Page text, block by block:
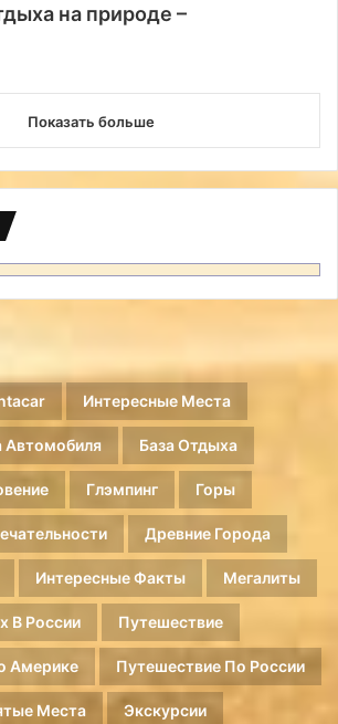
на природе –
Показать больше
Интересные Места
Автомобиля База Отдыха
Глэмпинг Горы
Древние Города
Интересные Факты Мегалиты
В России Путешествие
Америке Путешествие По России
Места Экскурсии